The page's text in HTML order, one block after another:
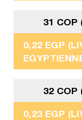
31 COP
0,22 EGP
32 COP
0,23 EGP